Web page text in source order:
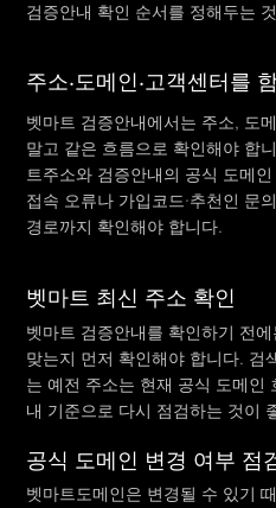
검증안내 확인 순서를 정해두는
주소·도메인·고객센터를
벳마트 검증안내에서는 주소, 도
말고 같은 흐름으로 확인해야 합
트주소와 검증안내의 공식 도메
접속 오류나 가입코드·추천인 문
경로까지 확인해야 합니다.
벳마트 최신 주소 확인
벳마트 검증안내를 확인하기 전
맞는지 먼저 확인해야 합니다. 검
는 예전 주소는 현재 공식 도메인
내 기준으로 다시 점검하는 것이
공식 도메인 변경 여부 점
벳마트도메인은 변경될 수 있기